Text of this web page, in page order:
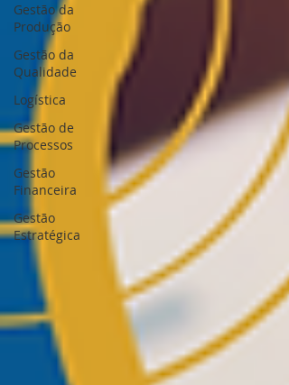
Gestão da
Produção
Gestão da
Qualidade
Logística
Gestão de
Processos
Gestão
Financeira
Gestão
Estratégica